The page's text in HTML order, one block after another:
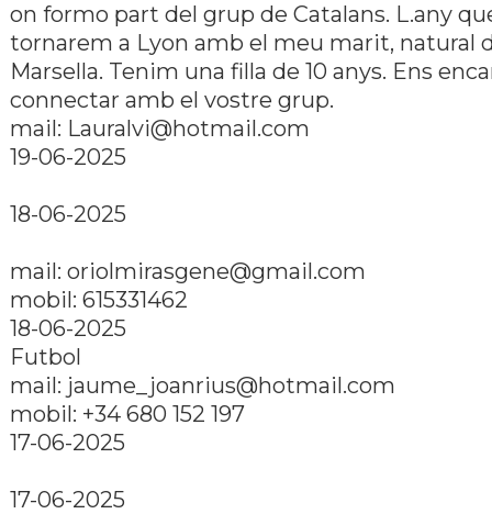
on formo part del grup de Catalans. L.any
tornarem a Lyon amb el meu marit, natural
Marsella. Tenim una filla de 10 anys. Ens
connectar amb el vostre grup.
mail: Lauralvi@hotmail.com
19-06-2025
18-06-2025
mail: oriolmirasgene@gmail.com
mobil: 615331462
18-06-2025
Futbol
mail: jaume_joanrius@hotmail.com
mobil: +34 680 152 197
17-06-2025
17-06-2025